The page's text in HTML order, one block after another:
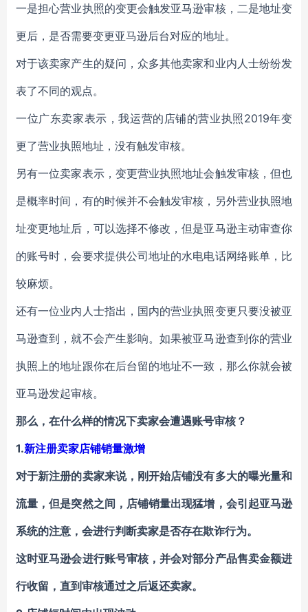
一是担心营业执照的变更会触发亚马逊审核，二是地址变
更后，是否需要变更亚马逊后台对应的地址。
对于该卖家产生的疑问，众多其他卖家和业内人士纷纷发
表了不同的观点。
一位广东卖家表示，我运营的店铺的营业执照2019年变
更了营业执照地址，没有触发审核。
另有一位卖家表示，变更营业执照地址会触发审核，但也
是概率时间，有的时候并不会触发审核，另外营业执照地
址变更地址后，可以选择不修改，但是亚马逊主动审查你
的账号时，会要求提供公司地址的水电电话网络账单，比
较麻烦。
还有一位业内人士指出，国内的营业执照变更只要没被亚
马逊查到，就不会产生影响。如果被亚马逊查到你的营业
执照上的地址跟你在后台留的地址不一致，那么你就会被
亚马逊发起审核。
那么，在什么样的情况下卖家会遭遇账号审核？
1.新注册卖家店铺销量激增
对于新注册的卖家来说，刚开始店铺没有多大的曝光量和
流量，但是突然之间，店铺销量出现猛增，会引起亚马逊
系统的注意，会进行判断卖家是否存在欺诈行为。
这时亚马逊会进行账号审核，并会对部分产品售卖金额进
行收留，直到审核通过之后返还卖家。